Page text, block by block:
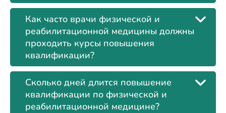
Как часто врачи физической и
реабилитационной медицины должны
проходить курсы повышения
квалификации?
Сколько дней длится повышение
квалификации по физической и
реабилитационной медицине?